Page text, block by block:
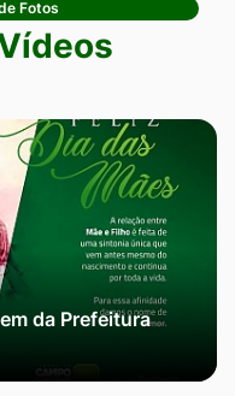
Fotos
da Prefeitura